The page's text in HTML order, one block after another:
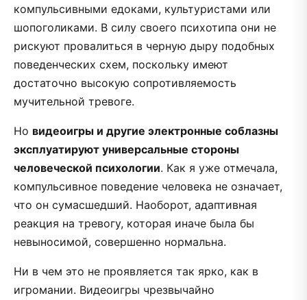
компульсивными едоками, культуристами или
шопоголиками. В силу своего психотипа они не
рискуют провалиться в черную дыру подобных
поведенческих схем, поскольку имеют
достаточно высокую сопротивляемость
мучительной тревоге.
Но видеоигры и другие электронные соблазны
эксплуатируют универсальные стороны
человеческой психологии. Как я уже отмечала,
компульсивное поведение человека не означает,
что он сумасшедший. Наоборот, адаптивная
реакция на тревогу, которая иначе была бы
невыносимой, совершенно нормальна.
Ни в чем это не проявляется так ярко, как в
игромании. Видеоигры чрезвычайно